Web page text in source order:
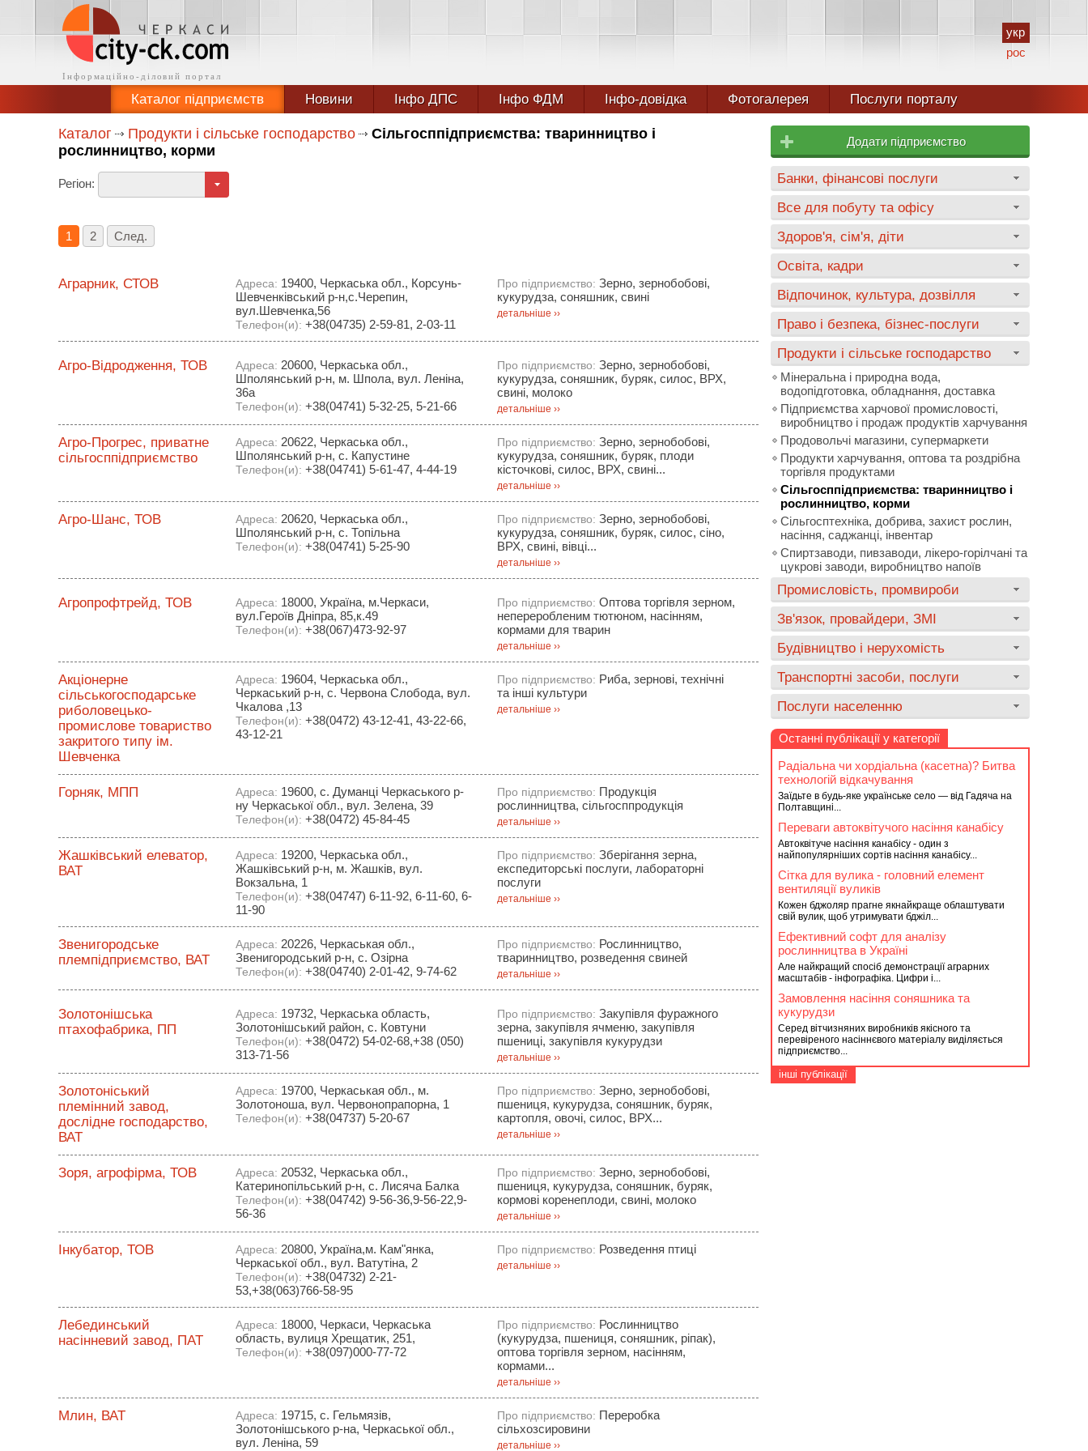
укр
рос
Каталог підприємств Новини Інфо ДПС Інфо ФДМ Інфо-довідка Фотогалерея Послуги порталу
Каталог Продукти і сільське господарство
Сільгосппідприємства: тваринництво і
рослинництво, корми
Регіон:
1 2 След.
Аграрник, СТОВ Адреса: 19400, Черкаська обл., Корсунь-
Шевченківський р-н,с.Черепин,
вул.Шевченка,56
Телефон(и): +38(04735) 2-59-81, 2-03-11
Про підприємство: Зерно, зернобобові,
кукурудза, соняшник, свині
детальніше ››
Агро-Відродження, ТОВ Адреса: 20600, Черкаська обл.,
Шполянський р-н, м. Шпола, вул. Леніна,
36а
Телефон(и): +38(04741) 5-32-25, 5-21-66
Про підприємство: Зерно, зернобобові,
кукурудза, соняшник, буряк, силос, ВРХ,
свині, молоко
детальніше ››
Агро-Прогрес, приватне
сільгосппідприємство
Адреса: 20622, Черкаська обл.,
Шполянський р-н, с. Капустине
Телефон(и): +38(04741) 5-61-47, 4-44-19
Про підприємство: Зерно, зернобобові,
кукурудза, соняшник, буряк, плоди
кісточкові, силос, ВРХ, свині...
детальніше ››
Агро-Шанс, ТОВ Адреса: 20620, Черкаська обл.,
Шполянський р-н, с. Топільна
Телефон(и): +38(04741) 5-25-90
Про підприємство: Зерно, зернобобові,
кукурудза, соняшник, буряк, силос, сіно,
ВРХ, свині, вівці...
детальніше ››
Агропрофтрейд, ТОВ Адреса: 18000, Україна, м.Черкаси,
вул.Героїв Дніпра, 85,к.49
Телефон(и): +38(067)473-92-97
Про підприємство: Оптова торгівля зерном,
непереробленим тютюном, насінням,
кормами для тварин
детальніше ››
Акціонерне
сільськогосподарське
риболовецько-
промислове товариство
закритого типу ім.
Шевченка
Адреса: 19604, Черкаська обл.,
Черкаський р-н, с. Червона Слобода, вул.
Чкалова ,13
Телефон(и): +38(0472) 43-12-41, 43-22-66,
43-12-21
Про підприємство: Риба, зернові, технічні
та інші культури
детальніше ››
Горняк, МПП Адреса: 19600, с. Думанці Черкаського р-
ну Черкаської обл., вул. Зелена, 39
Телефон(и): +38(0472) 45-84-45
Про підприємство: Продукція
рослинництва, сільгосппродукція
детальніше ››
Жашківський елеватор,
ВАТ
Адреса: 19200, Черкаська обл.,
Жашківський р-н, м. Жашків, вул.
Вокзальна, 1
Телефон(и): +38(04747) 6-11-92, 6-11-60, 6-
11-90
Про підприємство: Зберігання зерна,
експедиторські послуги, лабораторні
послуги
детальніше ››
Звенигородське
племпідприємство, ВАТ
Адреса: 20226, Черкаськая обл.,
Звенигородський р-н, с. Озірна
Телефон(и): +38(04740) 2-01-42, 9-74-62
Про підприємство: Рослинництво,
тваринництво, розведення свиней
детальніше ››
Золотонішська
птахофабрика, ПП
Адреса: 19732, Черкаська область,
Золотонішський район, с. Ковтуни
Телефон(и): +38(0472) 54-02-68,+38 (050)
313-71-56
Про підприємство: Закупівля фуражного
зерна, закупівля ячменю, закупівля
пшениці, закупівля кукурудзи
детальніше ››
Золотоніський
племінний завод,
дослідне господарство,
ВАТ
Адреса: 19700, Черкаськая обл., м.
Золотоноша, вул. Червонопрапорна, 1
Телефон(и): +38(04737) 5-20-67
Про підприємство: Зерно, зернобобові,
пшениця, кукурудза, соняшник, буряк,
картопля, овочі, силос, ВРХ...
детальніше ››
Зоря, агрофірма, ТОВ Адреса: 20532, Черкаська обл.,
Катеринопільський р-н, с. Лисяча Балка
Телефон(и): +38(04742) 9-56-36,9-56-22,9-
56-36
Про підприємство: Зерно, зернобобові,
пшениця, кукурудза, соняшник, буряк,
кормові коренеплоди, свині, молоко
детальніше ››
Інкубатор, ТОВ Адреса: 20800, Україна,м. Кам"янка,
Черкаської обл., вул. Ватутіна, 2
Телефон(и): +38(04732) 2-21-
53,+38(063)766-58-95
Про підприємство: Розведення птиці
детальніше ››
Лебединський
насінневий завод, ПАТ
Адреса: 18000, Черкаси, Черкаська
область, вулиця Хрещатик, 251,
Телефон(и): +38(097)000-77-72
Про підприємство: Рослинництво
(кукурудза, пшениця, соняшник, ріпак),
оптова торгівля зерном, насінням,
кормами...
детальніше ››
Млин, ВАТ Адреса: 19715, с. Гельмязів,
Золотонішського р-на, Черкаської обл.,
вул. Леніна, 59
Про підприємство: Переробка
сільхозсировини
детальніше ››
Додати підприємство
Банки, фінансові послуги
Все для побуту та офісу
Здоров'я, сім'я, діти
Освіта, кадри
Відпочинок, культура, дозвілля
Право і безпека, бізнес-послуги
Продукти і сільське господарство
Мінеральна і природна вода,
водопідготовка, обладнання, доставка
Підприємства харчової промисловості,
виробництво і продаж продуктів харчування
Продовольчі магазини, супермаркети
Продукти харчування, оптова та роздрібна
торгівля продуктами
Сільгосппідприємства: тваринництво і
рослинництво, корми
Сільгосптехніка, добрива, захист рослин,
насіння, саджанці, інвентар
Спиртзаводи, пивзаводи, лікеро-горілчані та
цукрові заводи, виробництво напоїв
Промисловість, промвироби
Зв'язок, провайдери, ЗМІ
Будівництво і нерухомість
Транспортні засоби, послуги
Послуги населенню
Останні публікації у категорії
Радіальна чи хордіальна (касетна)? Битва
технологій відкачування
Заїдьте в будь-яке українське село — від Гадяча на
Полтавщині...
Переваги автоквітучого насіння канабісу
Автоквітуче насіння канабісу - один з
найпопулярніших сортів насіння канабісу...
Сітка для вулика - головний елемент
вентиляції вуликів
Кожен бджоляр прагне якнайкраще облаштувати
свій вулик, щоб утримувати бджіл...
Ефективний софт для аналізу
рослинництва в Україні
Але найкращий спосіб демонстрації аграрних
масштабів - інфографіка. Цифри і...
Замовлення насіння соняшника та
кукурудзи
Серед вітчизняних виробників якісного та
перевіреного насіннєвого матеріалу виділяється
підприємство...
інші публікації